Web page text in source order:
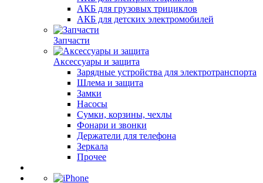
АКБ для грузовых трициклов
АКБ для детских электромобилей
Запчасти
Аксессуары и защита
Зарядные устройства для электротранспорта
Шлема и защита
Замки
Насосы
Сумки, корзины, чехлы
Фонари и звонки
Держатели для телефона
Зеркала
Прочее